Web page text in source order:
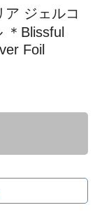
ア ジェルコ
Blissful
Foil